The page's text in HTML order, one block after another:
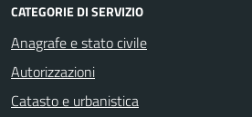
CATEGORIE DI SERVIZIO
Anagrafe e stato civile
Autorizzazioni
Catasto e urbanistica